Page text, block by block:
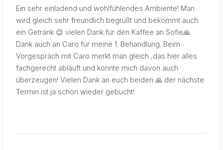
Ein sehr einladend und wohlfühlendes Ambiente! Man
wird gleich sehr freundlich begrüßt und bekommt auch
ein Getränk 😉 vielen Dank für den Kaffee an Sofie🙏
Dank auch an Caro für meine 1. Behandlung. Beim
Vorgespräch mit Caro merkt man gleich ,das hier alles
fachgerecht abläuft und konnte mich davon auch
überzeugen! Vielen Dank an euch beiden 🙏 der nächste
Termin ist ja schon wieder gebucht!